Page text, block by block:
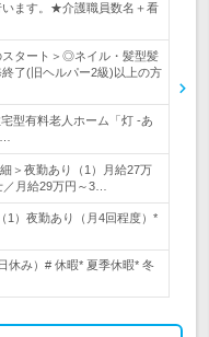
ます。★介護職員数名＋看
スタート＞◎ネイル・髪型髪
了(旧ヘルパー2級)以上の方
型有料老人ホーム「灯 -あ
＞夜勤あり（1）月給27万
月給29万円～3…
1）夜勤あり（月4回程度）*
休み）# 休暇* 夏季休暇* 冬